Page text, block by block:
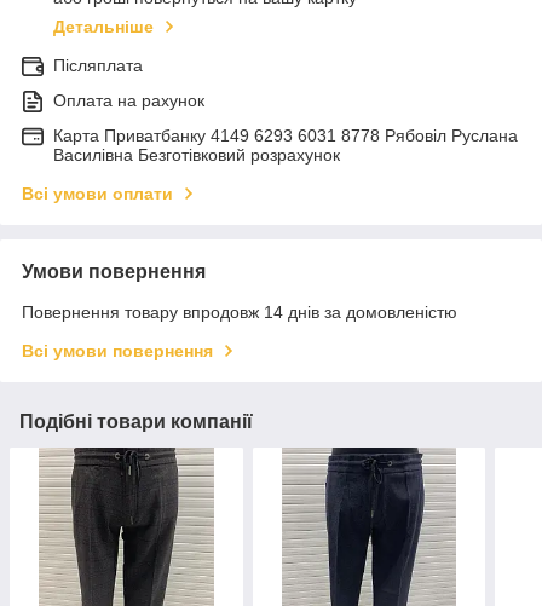
Детальніше
Післяплата
Оплата на рахунок
Карта Приватбанку 4149 6293 6031 8778 Рябовіл Руслана
Василівна Безготівковий розрахунок
Всі умови оплати
Умови повернення
Повернення товару впродовж 14 днів за домовленістю
Всі умови повернення
Подібні товари компанії